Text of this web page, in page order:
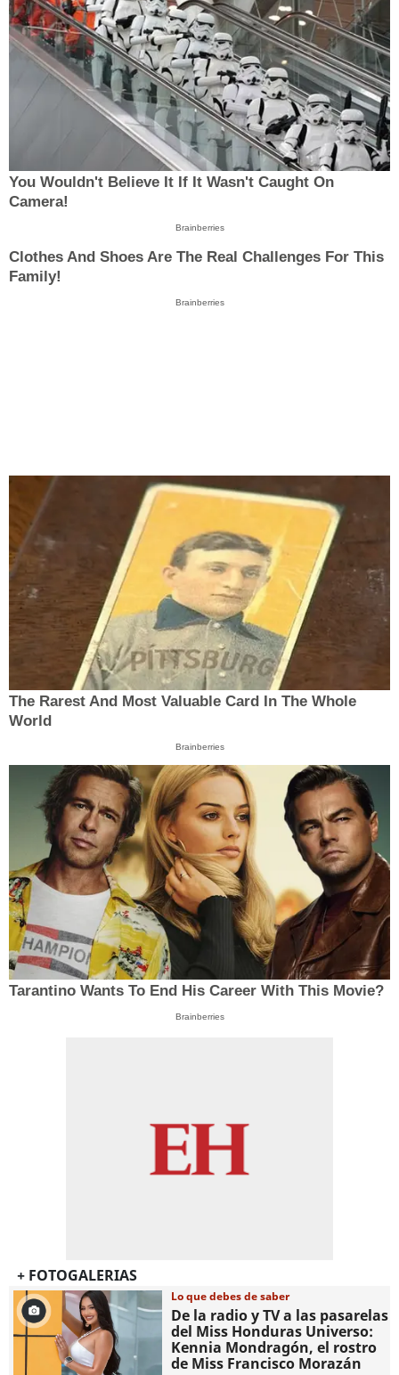
You Wouldn't Believe It If It Wasn't Caught On
Camera!
Brainberries
Clothes And Shoes Are The Real Challenges For This
Family!
Brainberries
The Rarest And Most Valuable Card In The Whole
World
Brainberries
Tarantino Wants To End His Career With This Movie?
Brainberries
+ FOTOGALERIAS
Lo que debes de saber
De la radio y TV a las pasarelas
del Miss Honduras Universo:
Kennia Mondragón, el rostro
de Miss Francisco Morazán